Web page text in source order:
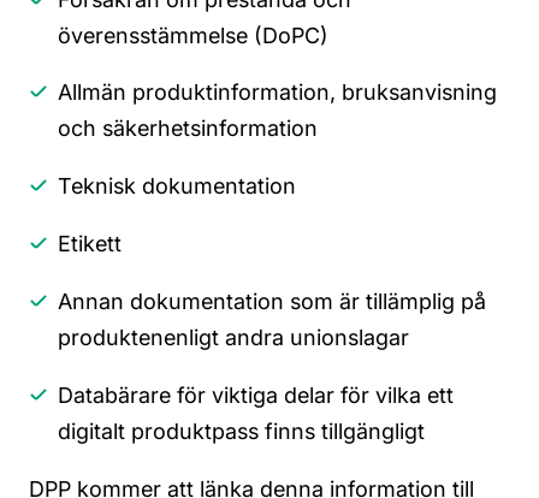
överensstämmelse (DoPC)
Allmän produktinformation, bruksanvisning
och säkerhetsinformation
Teknisk dokumentation
Etikett
Annan dokumentation som är tillämplig på
produktenenligt andra unionslagar
Databärare för viktiga delar för vilka ett
digitalt produktpass finns tillgängligt
DPP kommer att länka denna information till